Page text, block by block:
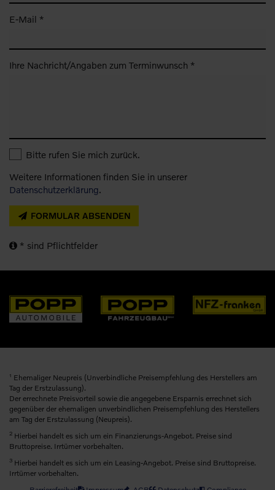
E-Mail *
Ihre Nachricht/Angaben zum Terminwunsch *
Bitte rufen Sie mich zurück.
Weitere Informationen finden Sie in unserer
Datenschutzerklärung.
FORMULAR ABSENDEN
* sind Pflichtfelder
1 Ehemaliger Neupreis (Unverbindliche Preisempfehlung des Herstellers am
Tag der Erstzulassung).
Der errechnete Preisvorteil sowie die angegebene Ersparnis errechnet sich
gegenüber der ehemaligen unverbindlichen Preisempfehlung des Herstellers
am Tag der Erstzulassung (Neupreis).
2 Hierbei handelt es sich um ein Finanzierungs-Angebot. Preise sind
Bruttopreise. Irrtümer vorbehalten.
3 Hierbei handelt es sich um ein Leasing-Angebot. Preise sind Bruttopreise.
Irrtümer vorbehalten.